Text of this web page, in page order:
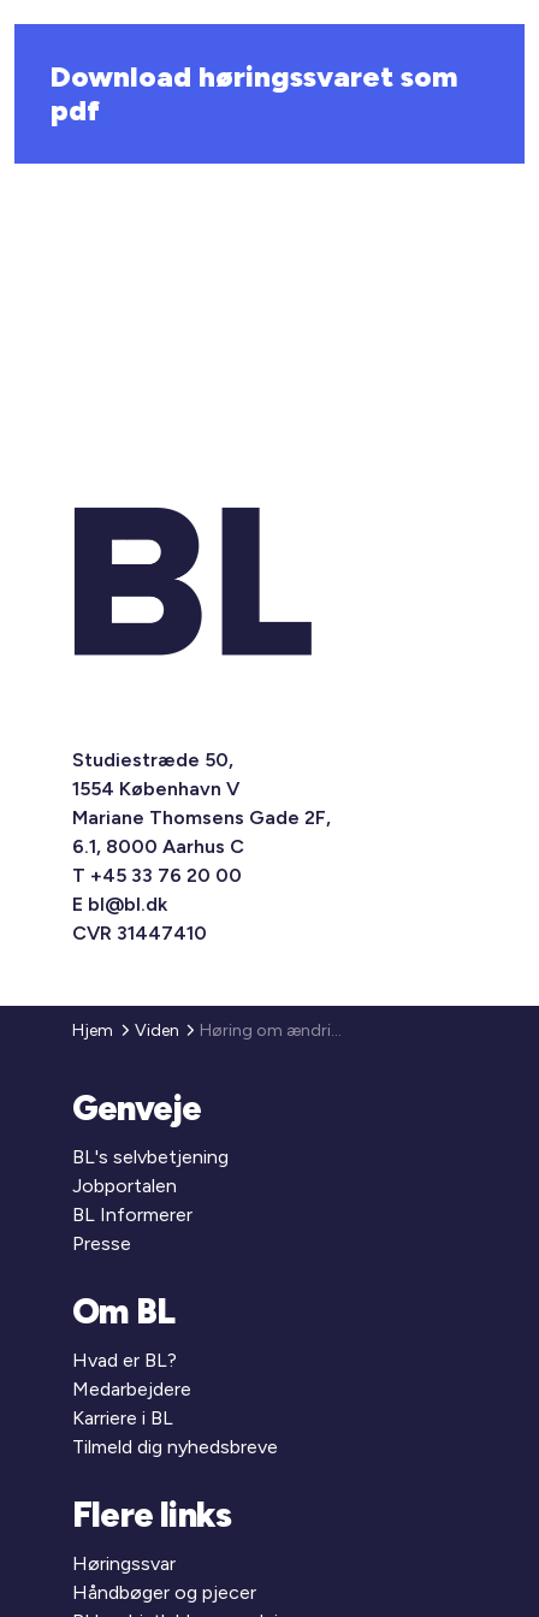
Download høringssvaret som
pdf
Studiestræde 50,
1554 København V
Mariane Thomsens Gade 2F,
6.1, 8000 Aarhus C
T +45 33 76 20 00
E bl@bl.dk
CVR 31447410
Hjem Viden Høring om ændring af social pension mv. - systematisk gennemgang af udvalgte førtidspensionssager
Genveje
BL's selvbetjening
Jobportalen
BL Informerer
Presse
Om BL
Hvad er BL?
Medarbejdere
Karriere i BL
Tilmeld dig nyhedsbreve
Flere links
Høringssvar
Håndbøger og pjecer